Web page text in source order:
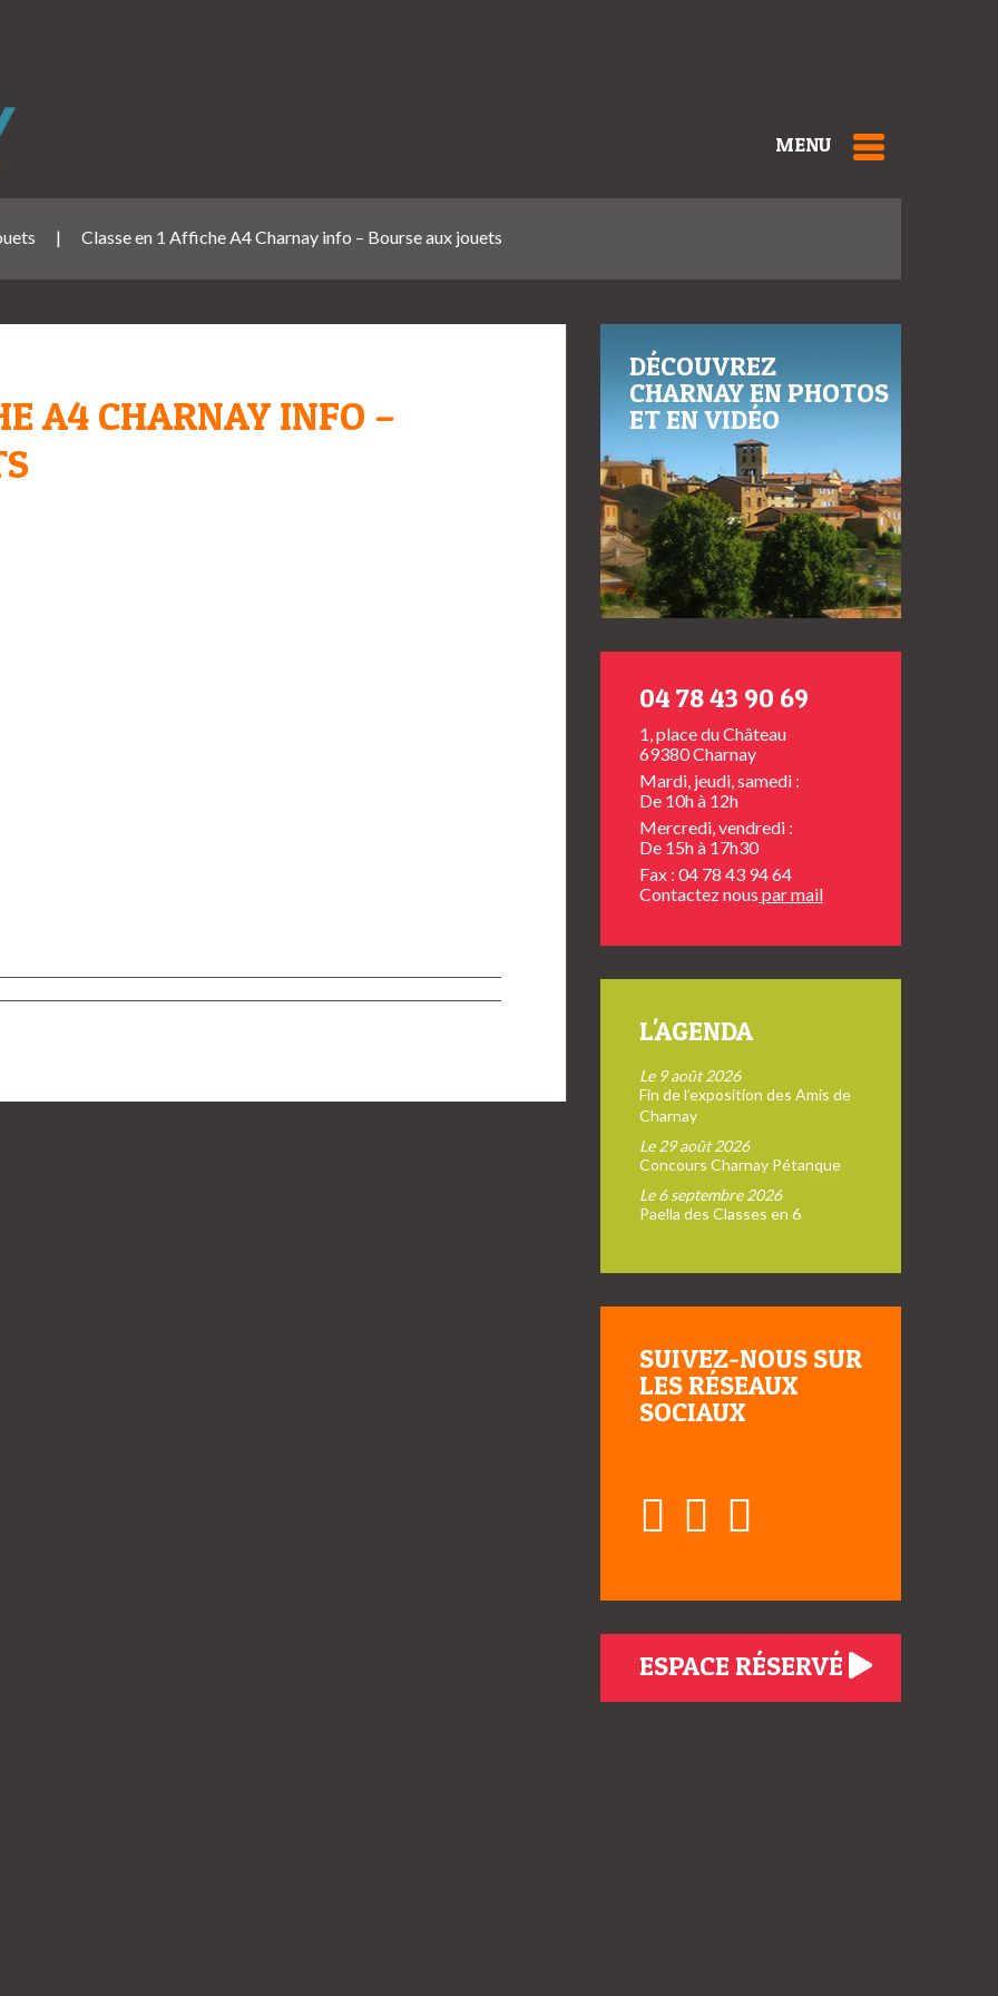
MENU
| Classe en 1 Affiche A4 Charnay info – Bourse aux jouets
A4 CHARNAY INFO –
DÉCOUVREZ
CHARNAY EN PHOTOS
ET EN VIDÉO
04 78 43 90 69
1, place du Château
69380 Charnay
Mardi, jeudi, samedi :
De 10h à 12h
Mercredi, vendredi :
De 15h à 17h30
Fax : 04 78 43 94 64
Contactez nous par mail
L'AGENDA
Le 9 août 2026
Fin de l’exposition des Amis de
Charnay
Le 29 août 2026
Concours Charnay Pétanque
Le 6 septembre 2026
Paella des Classes en 6
SUIVEZ-NOUS SUR
LES RÉSEAUX
SOCIAUX
ESPACE RÉSERVÉ